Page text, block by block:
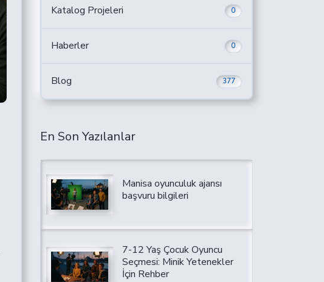
Katalog Projeleri 0
Haberler 0
Blog 377
En Son Yazılanlar
Manisa oyunculuk ajansı
başvuru bilgileri
7-12 Yaş Çocuk Oyuncu
Seçmesi: Minik Yetenekler
İçin Rehber